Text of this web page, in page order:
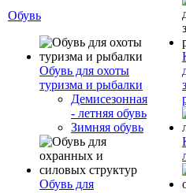
Обувь
Обувь для охоты
туризма и рыбалки
Демисезонная
- летняя обувь
Зимняя обувь
Обувь для